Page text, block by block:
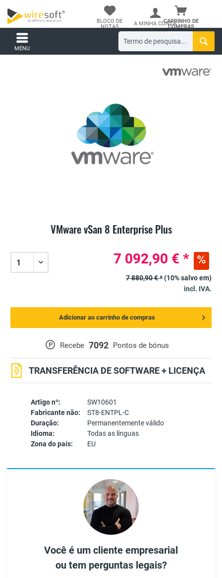
CARRINHO DE
COMPRAS
BLOCO DE
NOTAS
A MINHA CONTA
MENU
VMware vSan 8 Enterprise Plus
Artigo nº:
SW10601
Fabricante não:
ST8-ENTPL-C
Duração:
Permanentemente válido
Idioma:
Todas as línguas
Zona do país:
EU
P Recebe 7092 Pontos de bónus
TRANSFERÊNCIA DE SOFTWARE + LICENÇA
7 092,90 € *
7 880,90 € *(10% salvo em)
incl. IVA.
Adicionar ao carrinho de compras
Você é um cliente empresarial
ou tem perguntas legais?